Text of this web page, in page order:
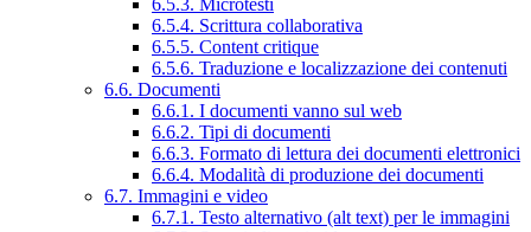
6.5.4. Scrittura collaborativa
6.5.5. Content critique
6.5.6. Traduzione e localizzazione dei contenuti
6.6. Documenti
6.6.1. I documenti vanno sul web
6.6.2. Tipi di documenti
6.6.3. Formato di lettura dei documenti elettronici
6.6.4. Modalità di produzione dei documenti
6.7. Immagini e video
6.7.1. Testo alternativo (alt text) per le immagini